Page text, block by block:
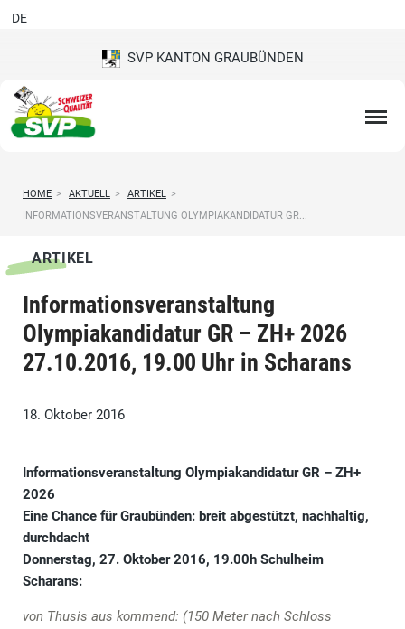
SVP KANTON GRAUBÜNDEN
DE
HOME > AKTUELL > ARTIKEL >
INFORMATIONSVERANSTALTUNG OLYMPIAKANDIDATUR GR...
ARTIKEL
Informationsveranstaltung
Olympiakandidatur GR – ZH+ 2026
27.10.2016, 19.00 Uhr in Scharans
18. Oktober 2016
Informationsveranstaltung Olympiakandidatur GR – ZH+
2026
Eine Chance für Graubünden: breit abgestützt, nachhaltig,
durchdacht
Donnerstag, 27. Oktober 2016, 19.00h Schulheim
Scharans:
von Thusis aus kommend: (150 Meter nach Schloss